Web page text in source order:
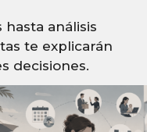
análisis
te explicarán
decisiones.